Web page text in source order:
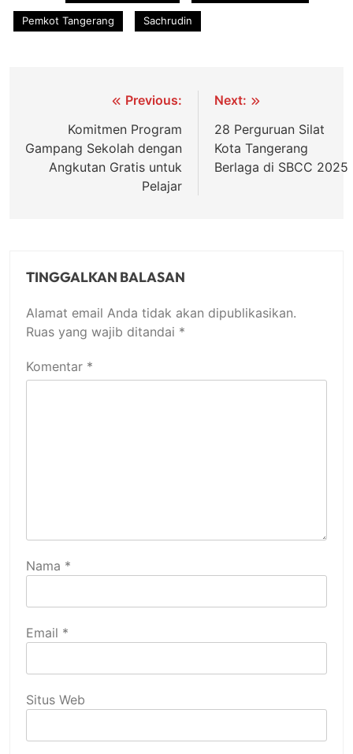
Pemkot Tangerang Sachrudin
Previous:
Komitmen Program
Gampang Sekolah dengan
Angkutan Gratis untuk
Pelajar
Next:
28 Perguruan Silat
Kota Tangerang
Berlaga di SBCC 2025
TINGGALKAN BALASAN
Alamat email Anda tidak akan dipublikasikan.
Ruas yang wajib ditandai *
Komentar *
Nama *
Email *
Situs Web